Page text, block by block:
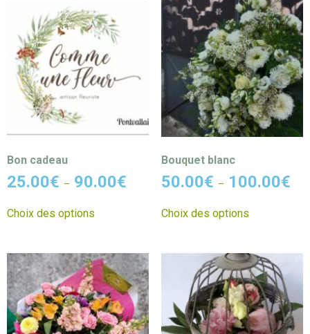
Bon cadeau
25.00€ – 90.00€
Choix des options
Bouquet blanc
50.00€ – 100.00€
Choix des options